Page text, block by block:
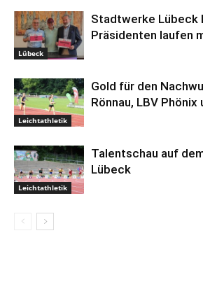
Lübeck
Stadtwerke Lübeck
Präsidenten laufen
Leichtathletik
Gold für den
Rönnau, LBV
Leichtathletik
Talentschau auf
Lübeck